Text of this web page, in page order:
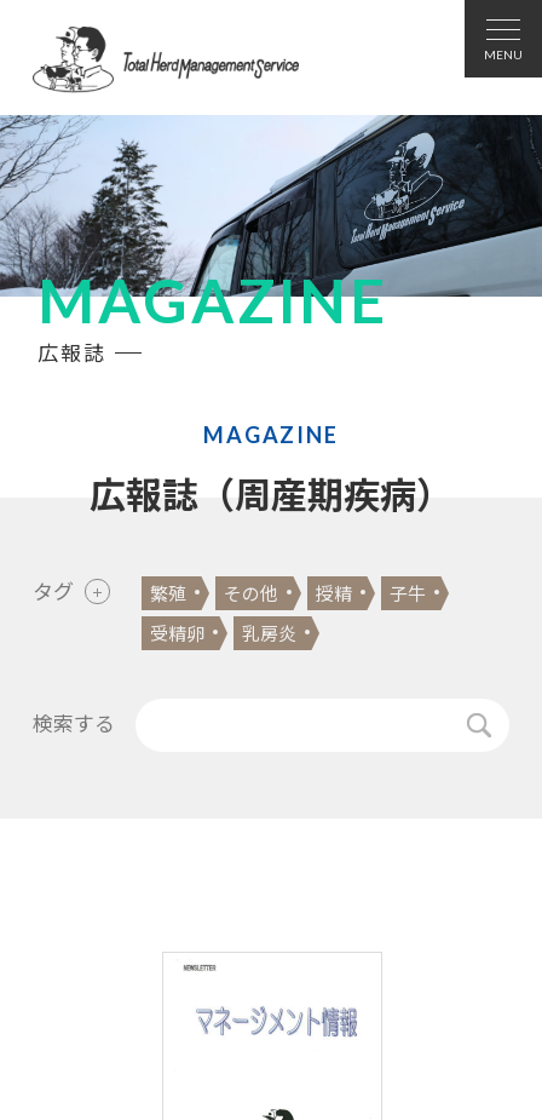
MAGAZINE
広報誌
MAGAZINE
広報誌（周産期疾病）
タグ 繁殖 その他 授精
子牛
受精卵
乳房炎